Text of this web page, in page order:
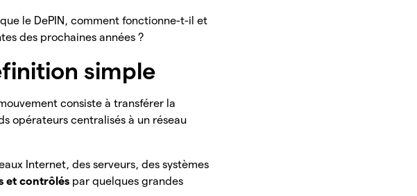
le DePIN, comment fonctionne-t-il et
des prochaines années ?
simple
consiste à transférer la
opérateurs centralisés à un réseau
Internet, des serveurs, des systèmes
et contrôlés par quelques grandes